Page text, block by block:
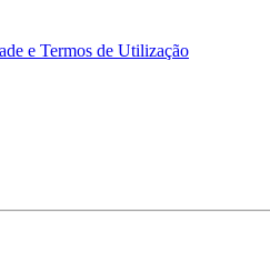
e Termos de Utilização